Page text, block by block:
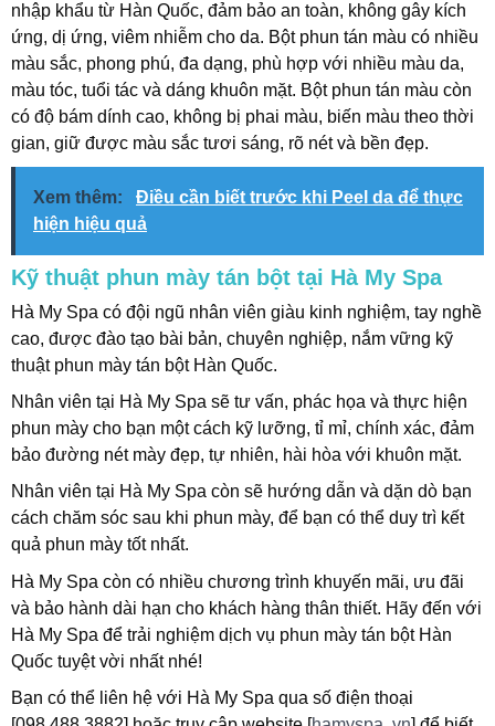
nhập khẩu từ Hàn Quốc, đảm bảo an toàn, không gây kích
ứng, dị ứng, viêm nhiễm cho da. Bột phun tán màu có nhiều
màu sắc, phong phú, đa dạng, phù hợp với nhiều màu da,
màu tóc, tuổi tác và dáng khuôn mặt. Bột phun tán màu còn
có độ bám dính cao, không bị phai màu, biến màu theo thời
gian, giữ được màu sắc tươi sáng, rõ nét và bền đẹp.
Xem thêm:
Điều cần biết trước khi Peel da để thực
hiện hiệu quả
Kỹ thuật phun mày tán bột tại Hà My Spa
Hà My Spa có đội ngũ nhân viên giàu kinh nghiệm, tay nghề
cao, được đào tạo bài bản, chuyên nghiệp, nắm vững kỹ
thuật phun mày tán bột Hàn Quốc.
Nhân viên tại Hà My Spa sẽ tư vấn, phác họa và thực hiện
phun mày cho bạn một cách kỹ lưỡng, tỉ mỉ, chính xác, đảm
bảo đường nét mày đẹp, tự nhiên, hài hòa với khuôn mặt.
Nhân viên tại Hà My Spa còn sẽ hướng dẫn và dặn dò bạn
cách chăm sóc sau khi phun mày, để bạn có thể duy trì kết
quả phun mày tốt nhất.
Hà My Spa còn có nhiều chương trình khuyến mãi, ưu đãi
và bảo hành dài hạn cho khách hàng thân thiết. Hãy đến với
Hà My Spa để trải nghiệm dịch vụ phun mày tán bột Hàn
Quốc tuyệt vời nhất nhé!
Bạn có thể liên hệ với Hà My Spa qua số điện thoại